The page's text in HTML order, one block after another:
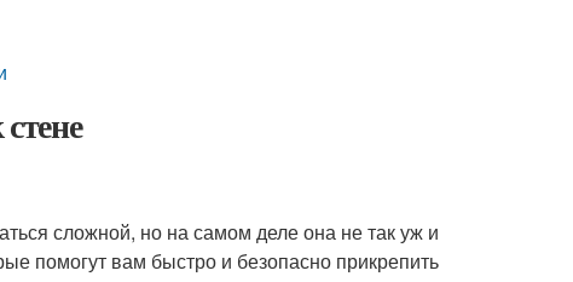
сложной, но на самом деле она не так уж и
помогут вам быстро и безопасно прикрепить